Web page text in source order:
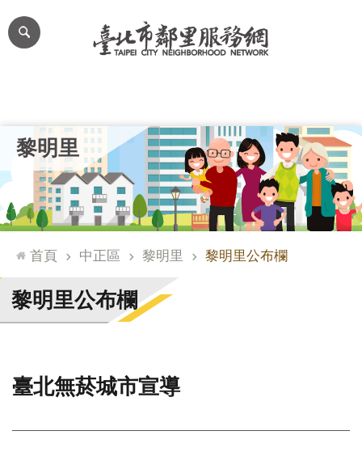
跳到主要內容區塊
網
站
台
通
臺
北
市
門
整
黎明里
首頁 中正區 黎明里 黎明里公布欄
黎明里公布欄
臺北無菸城市宣導